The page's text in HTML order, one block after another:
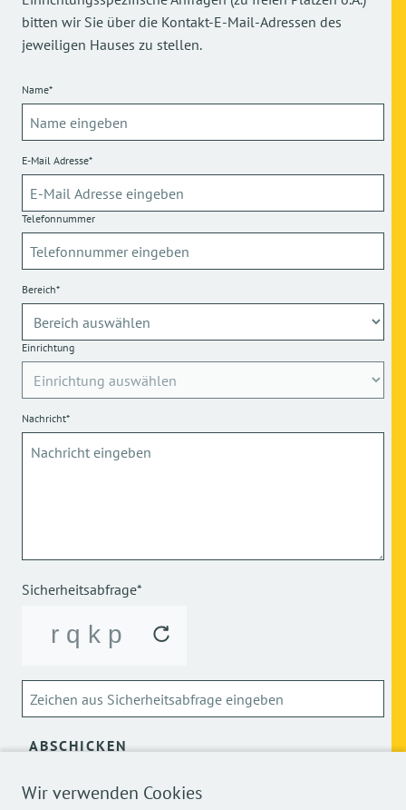
Wir verwenden Cookies
bitten wir Sie über die Kontakt-E-Mail-Adressen des
jeweiligen Hauses zu stellen.
Name*
E-Mail Adresse*
Telefonnummer
Bereich*
Einrichtung
Nachricht*
Sicherheitsabfrage*
ABSCHICKEN
Über die Verarbeitung meiner personenbezogenen Daten